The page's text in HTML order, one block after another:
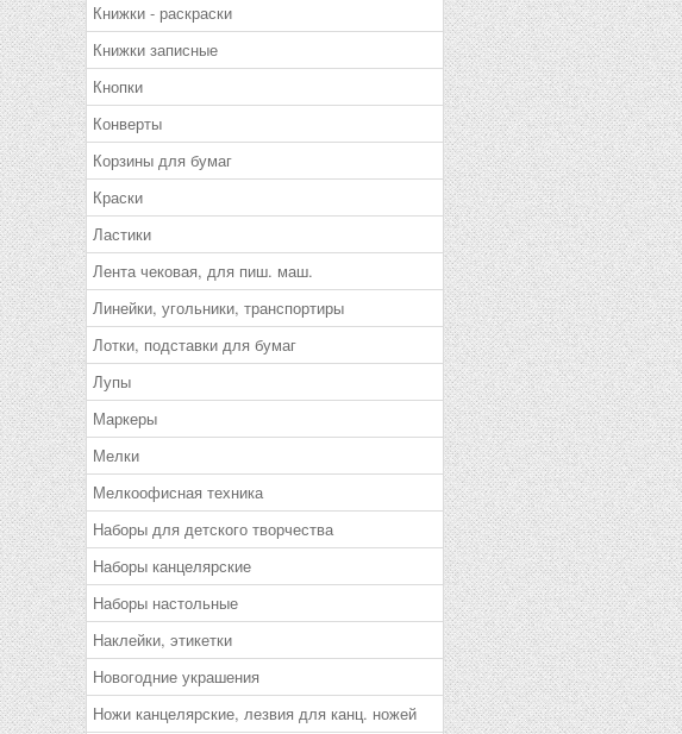
Книжки - раскраски
Книжки записные
Кнопки
Конверты
Корзины для бумаг
Краски
Ластики
Лента чековая, для пиш. маш.
Линейки, угольники, транспортиры
Лотки, подставки для бумаг
Лупы
Маркеры
Мелки
Мелкоофисная техника
Наборы для детского творчества
Наборы канцелярские
Наборы настольные
Наклейки, этикетки
Новогодние украшения
Ножи канцелярские, лезвия для канц. ножей